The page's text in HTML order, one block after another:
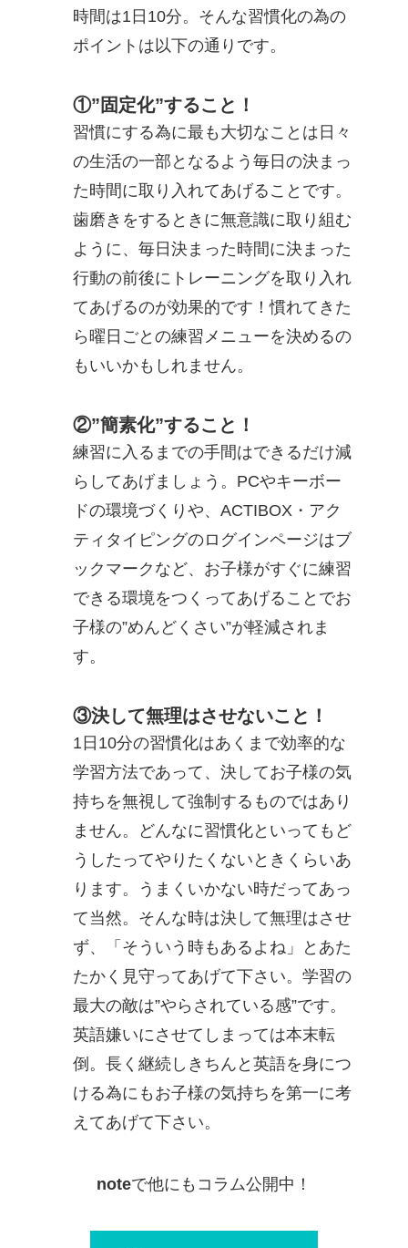
時間は1日10分。そんな習慣化の為の
ポイントは以下の通りです。
①”固定化”すること！
習慣にする為に最も大切なことは日々
の生活の一部となるよう毎日の決まっ
た時間に取り入れてあげることです。
歯磨きをするときに無意識に取り組む
ように、毎日決まった時間に決まった
行動の前後にトレーニングを取り入れ
てあげるのが効果的です！慣れてきた
ら曜日ごとの練習メニューを決めるの
もいいかもしれません。
②”簡素化”すること！
練習に入るまでの手間はできるだけ減
らしてあげましょう。PCやキーボー
ドの環境づくりや、ACTIBOX・アク
ティタイピングのログインページはブ
ックマークなど、お子様がすぐに練習
できる環境をつくってあげることでお
子様の”めんどくさい”が軽減されま
す。
③決して無理はさせないこと！
1日10分の習慣化はあくまで効率的な
学習方法であって、決してお子様の気
持ちを無視して強制するものではあり
ません。どんなに習慣化といってもど
うしたってやりたくないときくらいあ
ります。うまくいかない時だってあっ
て当然。そんな時は決して無理はさせ
ず、「そういう時もあるよね」とあた
たかく見守ってあげて下さい。学習の
最大の敵は”やらされている感”です。
英語嫌いにさせてしまっては本末転
倒。長く継続しきちんと英語を身につ
ける為にもお子様の気持ちを第一に考
えてあげて下さい。
noteで他にもコラム公開中！